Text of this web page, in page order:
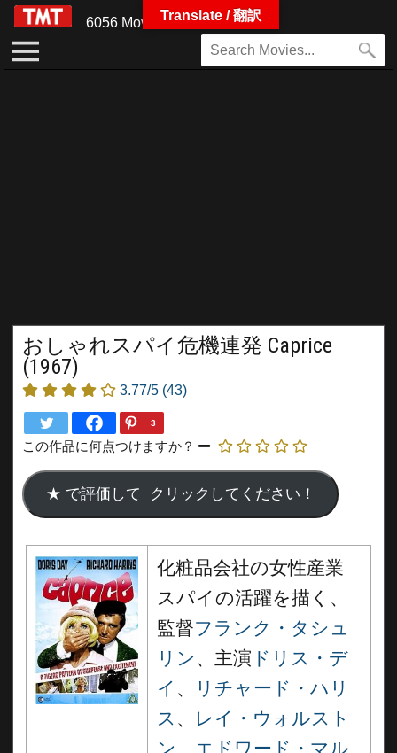
6056 Movies
おしゃれスパイ危機連発 Caprice
(1967)
3.77/5 (43)
3
この作品に何点つけますか？
化粧品会社の女性産業
スパイの活躍を描く、
監督フランク・タシュ
リン 、主演 ドリス・デ
イ 、
リチャード・ハリ
ス 、
レイ・ウォルスト
ン 、 エドワード・マル
Translate / 翻訳